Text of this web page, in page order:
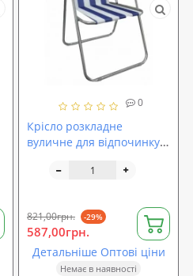
0
Крісло розкладне
вуличне для відпочинку
Stenson Веселка (E05088)
821,00грн. -29%
587,00грн.
Детальніше Оптові ціни
Немає в наявності